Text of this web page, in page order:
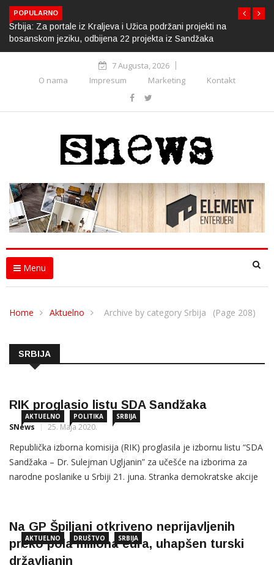
POPULARNO
Srbija: Za portale iz Kraljeva i Užica podržani projekti na
bosanskom jeziku, odbijena 22 projekta iz Sandžaka
7 Augusta, 2026
O nama
Impresum Marketing Kontakt
Menu
Home Aktuelno Archive by category Srbija (Page 208)
SRBIJA
AKTUELNO POLITIKA SRBIJA
RIK proglasio listu SDA Sandžaka
SNews 25. Maja 2020.
Republička izborna komisija (RIK) proglasila je izbornu listu “SDA
Sandžaka – Dr. Sulejman Ugljanin” za učešće na izborima za
narodne poslanike u Srbiji 21. juna. Stranka demokratske akcije
AKTUELNO DRUŠTVO SRBIJA
Na GP Špiljani otkriveno neprijavljenih
preko pola miliona eura, uhapšen turski
državljanin